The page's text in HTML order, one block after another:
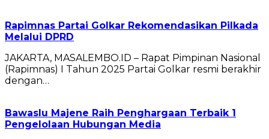
Rapimnas Partai Golkar Rekomendasikan Pilkada
Melalui DPRD
JAKARTA, MASALEMBO.ID – Rapat Pimpinan Nasional
(Rapimnas) I Tahun 2025 Partai Golkar resmi berakhir
dengan…
Bawaslu Majene Raih Penghargaan Terbaik 1
Pengelolaan Hubungan Media